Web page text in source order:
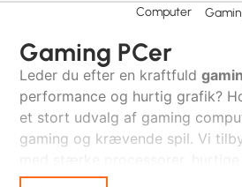
Computer
Gaming PCer
Leder du efter en kraftfuld
performance og hurtig grafik?
et stort udvalg af gaming
gaming og krævende spil. Vi
kraftfulde grafikkort.